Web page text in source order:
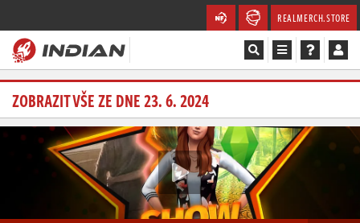
REALMERCH.STORE
Magazín
Recenze
ZOBRAZIT VŠE ZE DNE 23. 6. 2024